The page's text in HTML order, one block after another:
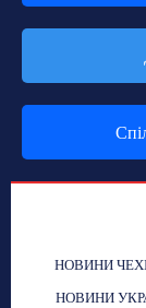
НОВИНИ
НОВИНИ